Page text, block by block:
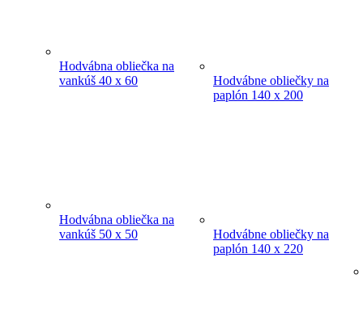
Hodvábna obliečka na
vankúš 40 x 60
Hodvábna obliečka na
vankúš 50 x 50
Hodvábne obliečky na
paplón 140 x 200
Hodvábne obliečky na
paplón 140 x 220